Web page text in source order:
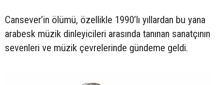
Cansever’in ölümü, özellikle 1990’lı yıllardan bu yana
arabesk müzik dinleyicileri arasında tanınan sanatçının
sevenleri ve müzik çevrelerinde gündeme geldi.